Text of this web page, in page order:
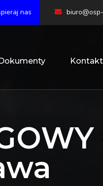
nas
Kontakt